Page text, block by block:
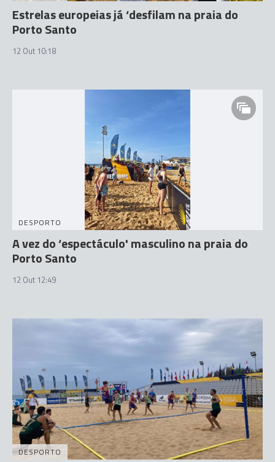
Estrelas europeias já ‘desfilam na praia do
Porto Santo
12 Out 10:18
DESPORTO
A vez do ‘espectáculo' masculino na praia do
Porto Santo
12 Out 12:49
DESPORTO